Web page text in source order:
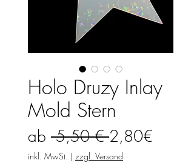
Holo Druzy Inlay
Mold Stern
ab 5,50 € Standardpreis
2,80€
inkl. MwSt. | zzgl. Versand